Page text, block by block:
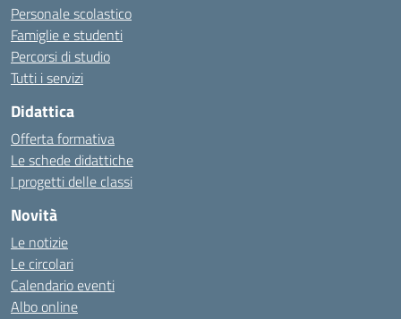
Personale scolastico
Famiglie e studenti
Percorsi di studio
Tutti i servizi
Didattica
Offerta formativa
Le schede didattiche
I progetti delle classi
Novità
Le notizie
Le circolari
Calendario eventi
Albo online